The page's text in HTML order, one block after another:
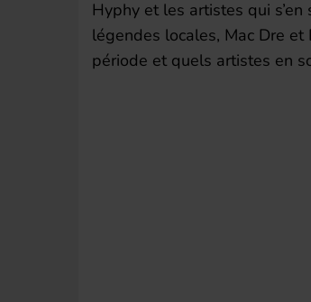
Hyphy et les artistes qui
légendes locales, Mac Dre et
période et quels artistes en